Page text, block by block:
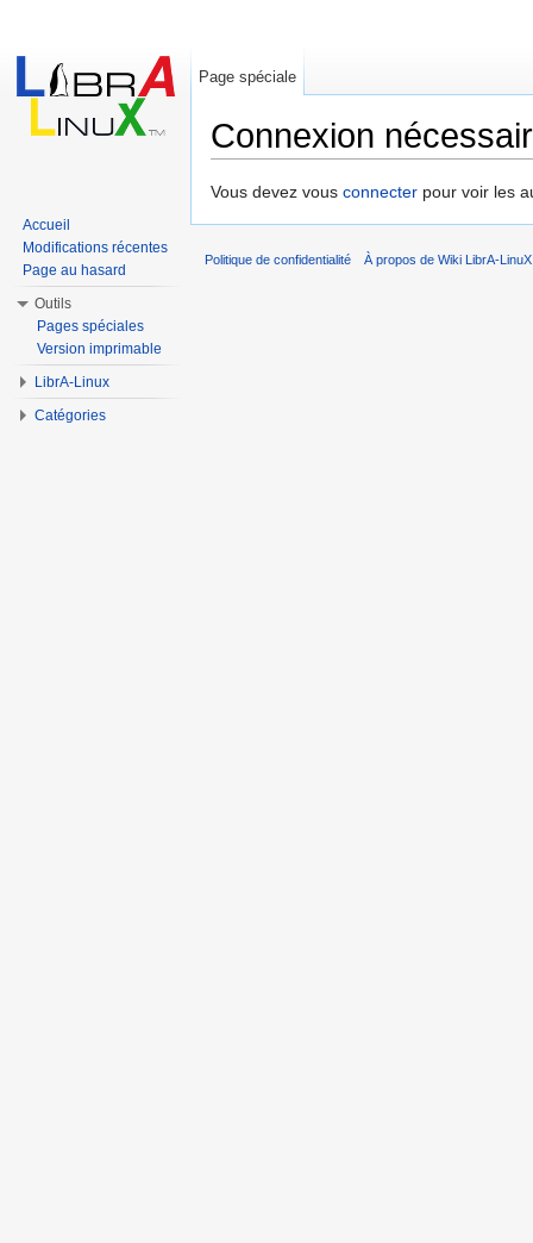
Connexion
Vous devez vous connecter pour voir les
Page spéciale
Accueil
Modifications récentes
Page au hasard
Outils
Pages spéciales
Version imprimable
LibrA-Linux
Catégories
Politique de confidentialité À propos de Wiki LibrA-LinuX